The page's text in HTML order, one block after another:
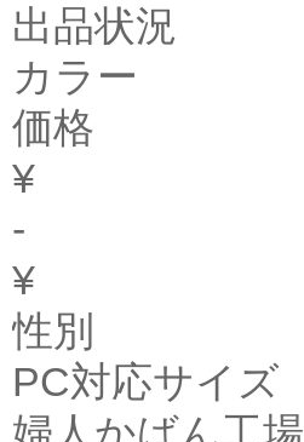
出品状況
カラー
価格
¥
-
¥
性別
PC対応サイズ
婦人かばん工場